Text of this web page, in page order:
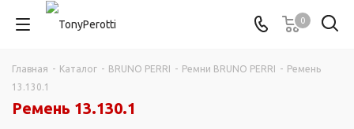
0
Главная - Каталог - BRUNO PERRI - Ремни BRUNO PERRI - Ремень
13.130.1
Ремень 13.130.1